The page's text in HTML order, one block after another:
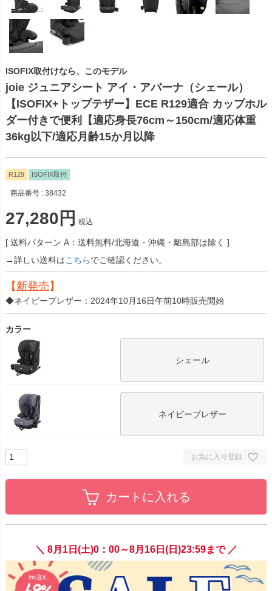
ISOFIX取付けなら、このモデル
joie ジュニアシート アイ・アバーナ（シェール）
【ISOFIX+トップテザー】ECE R129適合 カップホル
ダー付きで便利【適応身長76cm～150cm/適応体重
36kg以下/適応月齢15か月以降
R129 ISOFIX取付
商品番号 38432
27,280 税込
送料パターン A：送料無料/北海道・沖縄・離島部は除く
→詳しい送料はこちらでご確認ください。
【 新発売 】
◆ネイビーブレザー：2024年10月16日午前10時販売開始
カラー
シェール
ネイビーブレザー
お気に入り登録
カートに入れる
＼ 8月1日(土)0：00～8月16日(日)23:59まで ／